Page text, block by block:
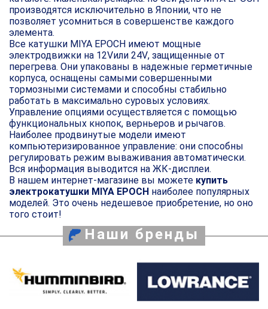
производятся исключительно в Японии, что не
позволяет усомниться в совершенстве каждого
элемента.
Все катушки MIYA EPOCH имеют мощные
электродвижки на 12Vили 24V, защищенные от
перегрева. Они упакованы в надежные герметичные
корпуса, оснащены самыми совершенными
тормозными системами и способны стабильно
работать в максимально суровых условиях.
Управление опциями осуществляется с помощью
функциональных кнопок, верньеров и рычагов.
Наиболее продвинутые модели имеют
компьютеризированное управление: они способны
регулировать режим вываживания автоматически.
Вся информация выводится на ЖК-дисплеи.
В нашем интернет-магазине вы можете купить
электрокатушки MIYA EPOCH наиболее популярных
моделей. Это очень недешевое приобретение, но оно
того стоит!
Наши бренды